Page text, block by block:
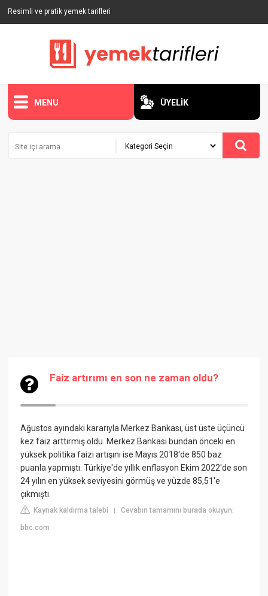
Resimli ve pratik yemek tarifleri
MENU ÜYELİK
Faiz artırımı en son ne zaman oldu?
Ağustos ayındaki kararıyla Merkez Bankası, üst üste üçüncü
kez faiz arttırmış oldu. Merkez Bankası bundan önceki en
yüksek politika faizi artışını ise Mayıs 2018'de 850 baz
puanla yapmıştı. Türkiye'de yıllık enflasyon Ekim 2022'de son
24 yılın en yüksek seviyesini görmüş ve yüzde 85,51'e
çıkmıştı.
Kaynak kaldırma talebi |Cevabın tamamını burada okuyun:
bbc.com